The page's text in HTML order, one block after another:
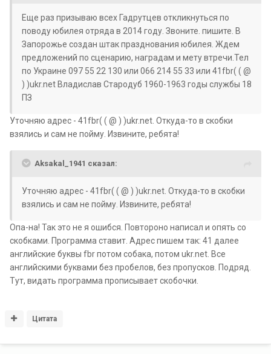
Еще раз призываю всех Гадрутцев откликнуться по
поводу юбилея отряда в 2014 году. Звоните. пишите. В
Запорожье создан штак празднования юбилея. Ждем
предложений по сценарию, наградам и мету втречи.Тел
по Украине 097 55 22 130 или 066 214 55 33 или 41fbr( ( @
) )ukr.net Владислав Стародуб 1960-1963 годы службы 18
ПЗ
Уточняю адрес - 41fbr( ( @ ) )ukr.net. Откуда-то в скобки
взялись и сам не пойму. Извините, ребята!
Aksakal_1941 сказал:
Уточняю адрес - 41fbr( ( @ ) )ukr.net. Откуда-то в скобки
взялись и сам не пойму. Извините, ребята!
Опа-на! Так это не я ошибся. Повтороно написал и опять со
скобками. Программа ставит. Адрес пишем так: 41 далее
английские буквы fbr потом собака, потом ukr.net. Все
английскими буквами без пробелов, без пропусков. Подряд.
Тут, видать программа прописывает скобочки.
Цитата